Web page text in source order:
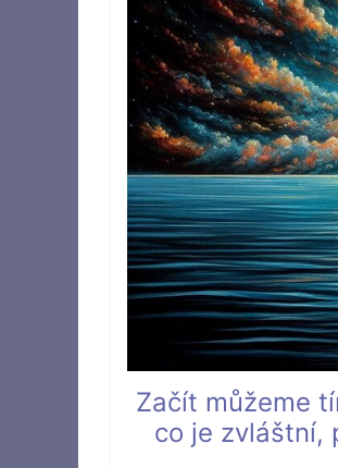
Začít můžeme
co je zvláštní,